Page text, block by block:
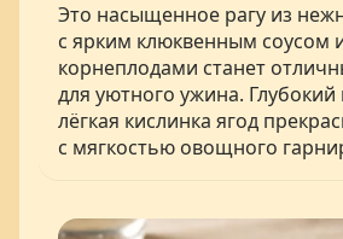
Это насыщенное рагу из
с ярким клюквенным соусом
корнеплодами станет
для уютного ужина. Глубокий
лёгкая кислинка ягод
с мягкостью овощного